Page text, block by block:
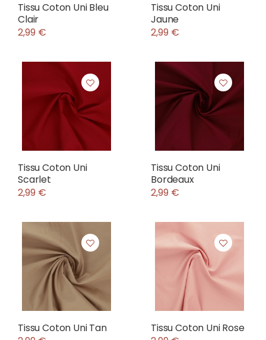
Tissu Coton Uni Bleu
Clair
2,99 €
Tissu Coton Uni
Jaune
2,99 €
Tissu Coton Uni
Scarlet
2,99 €
Tissu Coton Uni
Bordeaux
2,99 €
Tissu Coton Uni Tan
Tissu Coton Uni Rose